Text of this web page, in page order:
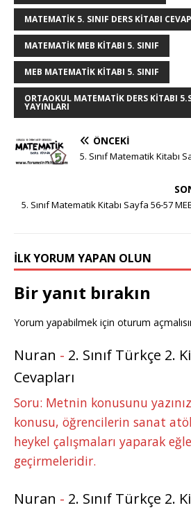
MATEMATIK 5. SINIF DERS KITABI
MATEMATIK MEB KITABI 5. SINIF
MEB MATEMATIK KITABI 5. SINIF
ORTAOKUL MATEMATIK DERS KITABI
YAYINLARI
ÖNCEKI
5. Sınıf Matematik Kitabı
5. Sınıf Matematik Kitabı Sayfa 56-57
İLK YORUM YAPAN OLUN
Bir yanıt bırakın
Yorum yapabilmek için oturum
Nuran - 2. Sınıf Türkçe 2.
Cevapları
Soru: Metnin konusunu
konusu, öğrencilerin sanat
heykel çalışmaları yaparak
geçirmeleridir.
Nuran - 2. Sınıf Türkçe 2.